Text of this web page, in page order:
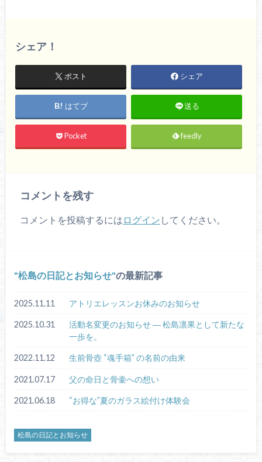
シェア！
ポスト シェア
はてブ 送る
Pocket feedly
コメントを残す
コメントを投稿するには ログイン してください。
松島の日記とお知らせ の最新記事
2025.11.11 アトリエレッスンお休みのお知らせ
2025.10.31
活動名変更のお知らせ ― 松島凛果として新たな
一歩を。
2022.11.12 生前骨壺 “魂手箱” の名前の由来
2021.07.17 父の命日と骨壷への想い
2021.06.18 “お得な”夏のガラス絵付け体験会
松島の日記とお知らせ